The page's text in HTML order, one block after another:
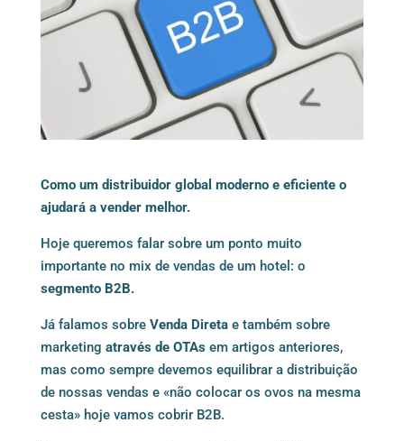
Como um distribuidor global moderno e eficiente o
ajudará a vender melhor.
Hoje queremos falar sobre um ponto muito
importante no mix de vendas de um hotel: o
segmento B2B.
Já falamos sobre Venda Diretae também sobre
marketing através de OTAsem artigos anteriores,
mas como sempre devemos equilibrar a distribuição
de nossas vendas e «não colocar os ovos na mesma
cesta» hoje vamos cobrir B2B.